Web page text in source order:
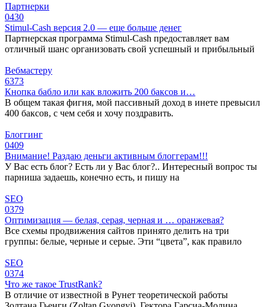
Партнерки
0430
Stimul-Cash версия 2.0 — еще больше денег
Партнерская программа Stimul-Cash предоставляет вам
отличный шанс организовать свой успешный и прибыльный
Вебмастеру
6373
Кнопка бабло или как вложить 200 баксов и…
В общем такая фигня, мой пассивный доход в инете превысил
400 баксов, с чем себя и хочу поздравить.
Блоггинг
0409
Внимание! Раздаю деньги активным блоггерам!!!
У Вас есть блог? Есть ли у Вас блог?.. Интересный вопрос ты
парниша задаешь, конечно есть, и пишу на
SEO
0379
Оптимизация — белая, серая, черная и … оранжевая?
Все схемы продвижения сайтов принято делить на три
группы: белые, черные и серые. Эти “цвета”, как правило
SEO
0374
Что же такое TrustRank?
В отличие от известной в Рунет теоретической работы